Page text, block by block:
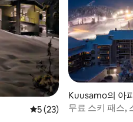
평점 5점(5점 만점), 후기
5 (23)
Kuusamo의 아
무료 스키 패스,